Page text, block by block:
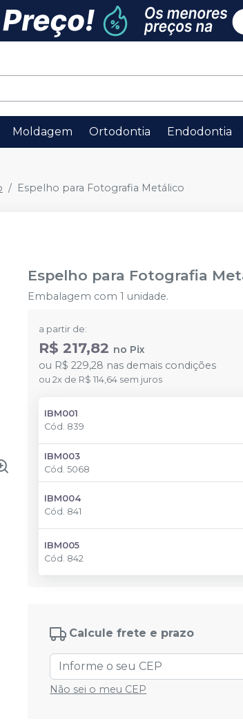
Moldagem Ortodontia Endodontia
Espelho para Fotografia Metálico
Espelho para Fotografia
Embalagem com 1 unidade.
a partir de:
R$ 217,82 no Pix
ou R$ 229,28 nas demais condições
ou 2x de R$ 114,64 sem juros
IBM001
Cód. 839
IBM003
Cód.5068
IBM004
Cód. 841
IBM005
Cód. 842
Calcule frete e prazo
Não sei o meu CEP